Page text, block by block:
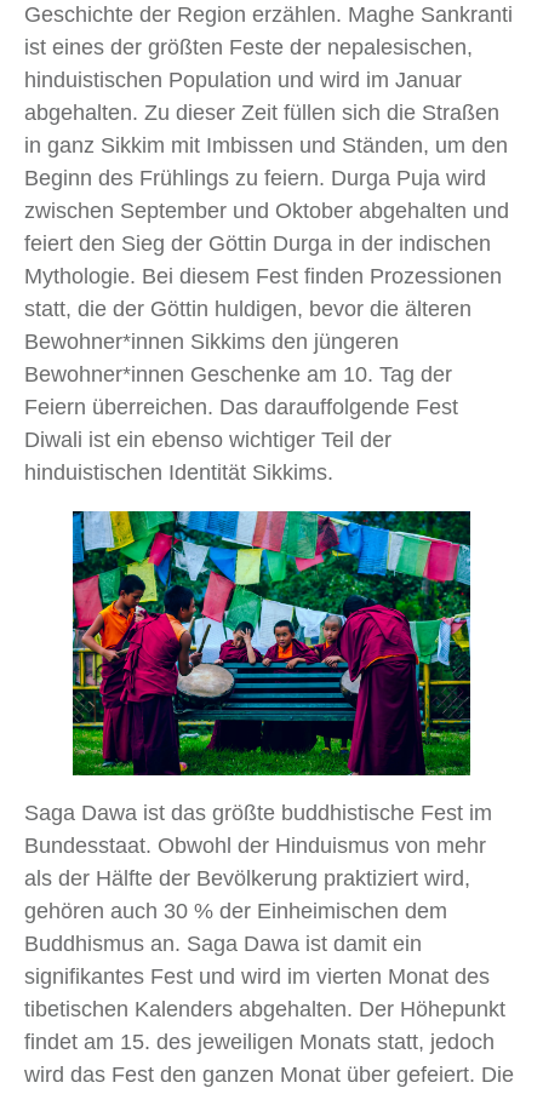
Geschichte der Region erzählen. Maghe Sankranti
ist eines der größten Feste der nepalesischen,
hinduistischen Population und wird im Januar
abgehalten. Zu dieser Zeit füllen sich die Straßen
in ganz Sikkim mit Imbissen und Ständen, um den
Beginn des Frühlings zu feiern. Durga Puja wird
zwischen September und Oktober abgehalten und
feiert den Sieg der Göttin Durga in der indischen
Mythologie. Bei diesem Fest finden Prozessionen
statt, die der Göttin huldigen, bevor die älteren
Bewohner*innen Sikkims den jüngeren
Bewohner*innen Geschenke am 10. Tag der
Feiern überreichen. Das darauffolgende Fest
Diwali ist ein ebenso wichtiger Teil der
hinduistischen Identität Sikkims.
Saga Dawa ist das größte buddhistische Fest im
Bundesstaat. Obwohl der Hinduismus von mehr
als der Hälfte der Bevölkerung praktiziert wird,
gehören auch 30 % der Einheimischen dem
Buddhismus an. Saga Dawa ist damit ein
signifikantes Fest und wird im vierten Monat des
tibetischen Kalenders abgehalten. Der Höhepunkt
findet am 15. des jeweiligen Monats statt, jedoch
wird das Fest den ganzen Monat über gefeiert. Die